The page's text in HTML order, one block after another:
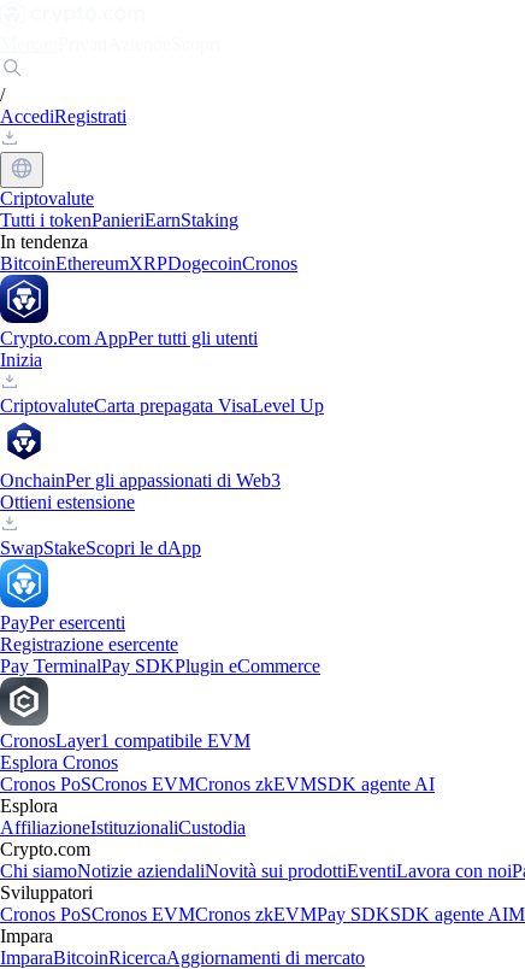
/
AccediRegistrati
Criptovalute
Tutti i tokenPanieriEarnStaking
In tendenza
BitcoinEthereumXRPDogecoinCronos
Crypto.com AppPer tutti gli utenti
Inizia
CriptovaluteCarta prepagata VisaLevel Up
OnchainPer gli appassionati di Web3
Ottieni estensione
SwapStakeScopri le dApp
PayPer esercenti
Registrazione esercente
Pay TerminalPay SDKPlugin eCommerce
CronosLayer1 compatibile EVM
Esplora Cronos
Cronos PoSCronos EVMCronos zkEVMSDK agente AI
Esplora
AffiliazioneIstituzionaliCustodia
Crypto.com
Chi siamoNotizie aziendaliNovità sui prodottiEventiLavora con noi
Sviluppatori
Cronos PoSCronos EVMCronos zkEVMPay SDKSDK agente AI
Impara
ImparaBitcoinRicercaAggiornamenti di mercato